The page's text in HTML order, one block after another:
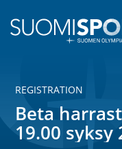
REGISTRATION
Beta
19.00 syksy